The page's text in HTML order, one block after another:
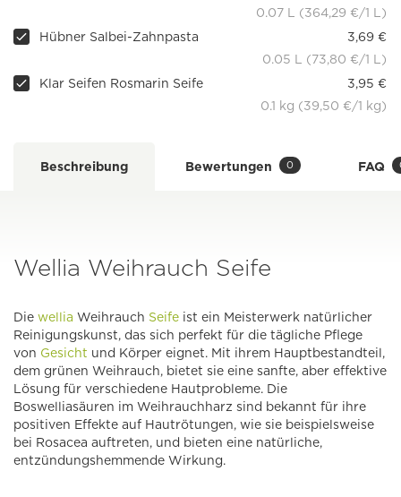
0.07 L (364,29 €/1 L)
Hübner Salbei-Zahnpasta
3,69 €
0.05 L (73,80 €/1 L)
Klar Seifen Rosmarin Seife
3,95 €
0.1 kg (39,50 €/1 kg)
Beschreibung Bewertungen 0 FAQ
Wellia Weihrauch Seife
Die wellia Weihrauch Seife ist ein Meisterwerk natürlicher
Reinigungskunst, das sich perfekt für die tägliche Pflege
von Gesicht und Körper eignet. Mit ihrem Hauptbestandteil,
dem grünen Weihrauch, bietet sie eine sanfte, aber effektive
Lösung für verschiedene Hautprobleme. Die
Boswelliasäuren im Weihrauchharz sind bekannt für ihre
positiven Effekte auf Hautrötungen, wie sie beispielsweise
bei Rosacea auftreten, und bieten eine natürliche,
entzündungshemmende Wirkung.